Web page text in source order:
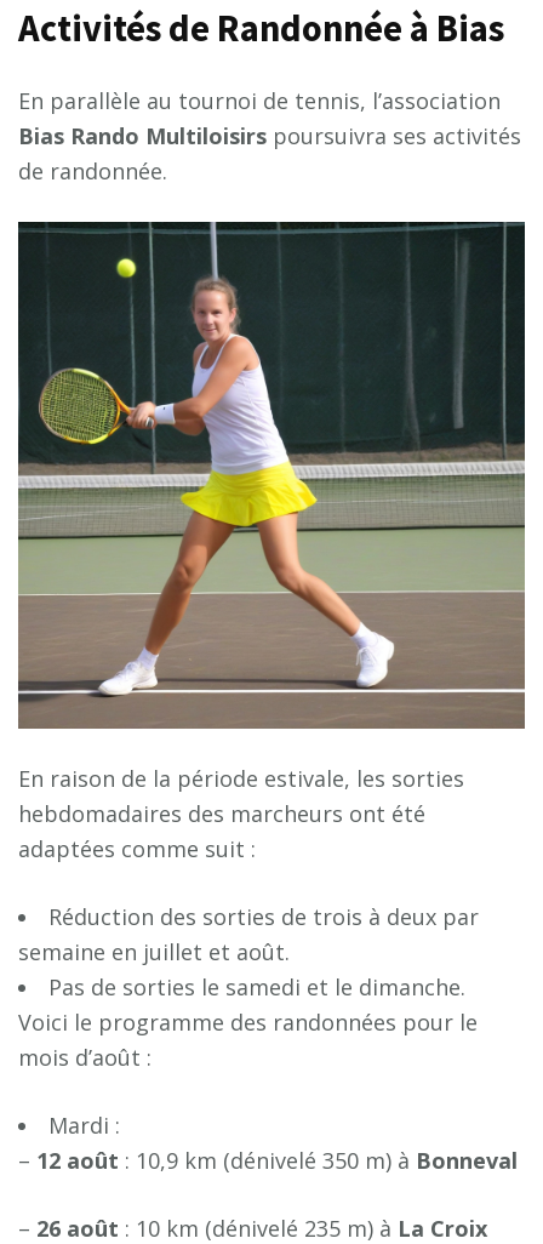
Activités de Randonnée à Bias
En parallèle au tournoi de tennis, l’association
Bias Rando Multiloisirs poursuivra ses activités
de randonnée.
En raison de la période estivale, les sorties
hebdomadaires des marcheurs ont été
adaptées comme suit :
Réduction des sorties de trois à deux par
semaine en juillet et août.
Pas de sorties le samedi et le dimanche.
Voici le programme des randonnées pour le
mois d’août :
Mardi :
– 12 août : 10,9 km (dénivelé 350 m) à Bonneval
– 26 août : 10 km (dénivelé 235 m) à La Croix